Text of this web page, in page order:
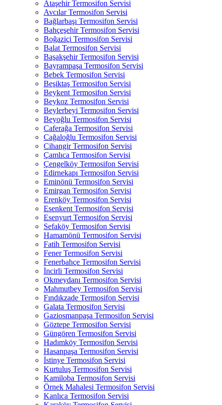
Ataşehir Termosifon Servisi
Avcılar Termosifon Servisi
Bağlarbaşı Termosifon Servisi
Bahçeşehir Termosifon Servisi
Boğaziçi Termosifon Servisi
Balat Termosifon Servisi
Başakşehir Termosifon Servisi
Bayrampaşa Termosifon Servisi
Bebek Termosifon Servisi
Beşiktaş Termosifon Servisi
Beykent Termosifon Servisi
Beykoz Termosifon Servisi
Beylerbeyi Termosifon Servisi
Beyoğlu Termosifon Servisi
Caferağa Termosifon Servisi
Cağaloğlu Termosifon Servisi
Cihangir Termosifon Servisi
Çamlıca Termosifon Servisi
Çengelköy Termosifon Servisi
Edirnekapı Termosifon Servisi
Eminönü Termosifon Servisi
Emirgan Termosifon Servisi
Erenköy Termosifon Servisi
Esenkent Termosifon Servisi
Esenyurt Termosifon Servisi
Sefaköy Termosifon Servisi
Hamamönü Termosifon Servisi
Fatih Termosifon Servisi
Fener Termosifon Servisi
Fenerbahçe Termosifon Servisi
İncirli Termosifon Servisi
Okmeydanı Termosifon Servisi
Mahmutbey Termosifon Servisi
Fındıkzade Termosifon Servisi
Galata Termosifon Servisi
Gaziosmanpaşa Termosifon Servisi
Göztepe Termosifon Servisi
Güngören Termosifon Servisi
Hadımköy Termosifon Servisi
Hasanpaşa Termosifon Servisi
İstinye Termosifon Servisi
Kurtuluş Termosifon Servisi
Kamiloba Termosifon Servisi
Örnek Mahalesi Termosifon Servisi
Kanlıca Termosifon Servisi